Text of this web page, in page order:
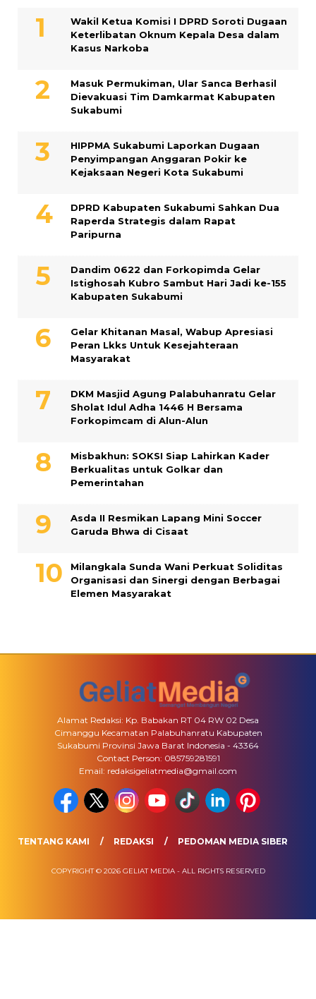
Wakil Ketua Komisi I DPRD Soroti Dugaan
Keterlibatan Oknum Kepala Desa dalam
Kasus Narkoba
Masuk Permukiman, Ular Sanca Berhasil
Dievakuasi Tim Damkarmat Kabupaten
Sukabumi
HIPPMA Sukabumi Laporkan Dugaan
Penyimpangan Anggaran Pokir ke
Kejaksaan Negeri Kota Sukabumi
DPRD Kabupaten Sukabumi Sahkan Dua
Raperda Strategis dalam Rapat
Paripurna
Dandim 0622 dan Forkopimda Gelar
Istighosah Kubro Sambut Hari Jadi ke-155
Kabupaten Sukabumi
Gelar Khitanan Masal, Wabup Apresiasi
Peran Lkks Untuk Kesejahteraan
Masyarakat
DKM Masjid Agung Palabuhanratu Gelar
Sholat Idul Adha 1446 H Bersama
Forkopimcam di Alun-Alun
Misbakhun: SOKSI Siap Lahirkan Kader
Berkualitas untuk Golkar dan
Pemerintahan
Asda II Resmikan Lapang Mini Soccer
Garuda Bhwa di Cisaat
Milangkala Sunda Wani Perkuat Soliditas
Organisasi dan Sinergi dengan Berbagai
Elemen Masyarakat
Alamat Redaksi: Kp. Babakan RT 04 RW 02 Desa
Cimanggu Kecamatan Palabuhanratu Kabupaten
Sukabumi Provinsi Jawa Barat Indonesia - 43364
Contact Person: 085759281591
Email: redaksigeliatmedia@gmail.com
TENTANG KAMI REDAKSI PEDOMAN MEDIA SIBER
COPYRIGHT © 2026 GELIAT MEDIA - ALL RIGHTS RESERVED